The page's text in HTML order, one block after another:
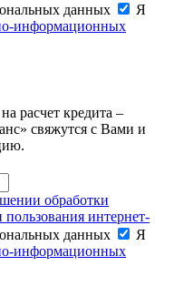
данных
Я
информационных
расчет кредита –
свяжутся с Вами и
обработки
интернет-
данных
Я
информационных